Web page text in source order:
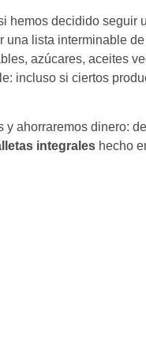
hemos decidido seguir
lista interminable
azúcares, aceites
incluso si ciertos
ahorraremos dinero:
integrales hecho